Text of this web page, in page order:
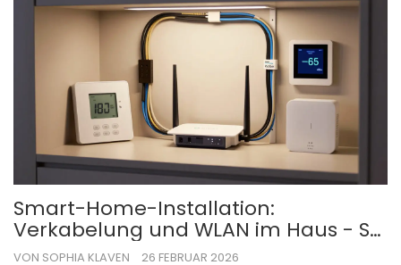
Smart-Home-Installation:
Verkabelung und WLAN im Haus - So
wird’s zuverlässig
VON SOPHIA KLAVEN 26 FEBRUAR 2026